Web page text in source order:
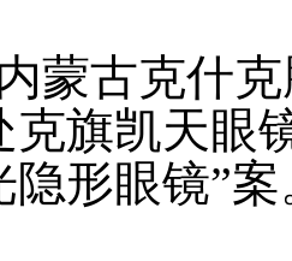
古克什克
克旗凯天眼
隐形眼镜”案